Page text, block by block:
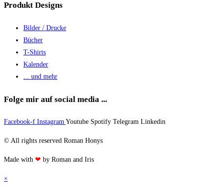
Produkt Designs
Bilder / Drucke
Bücher
T-Shirts
Kalender
... und mehr
Folge mir auf social media ...
Facebook-f Instagram Youtube Spotify Telegram Linkedin
© All rights reserved Roman Honys
Made with ❤ by Roman and Iris
×